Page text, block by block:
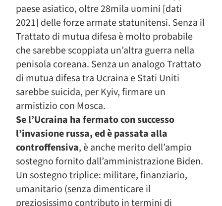
paese asiatico, oltre 28mila uomini [dati
2021] delle forze armate statunitensi. Senza il
Trattato di mutua difesa è molto probabile
che sarebbe scoppiata un’altra guerra nella
penisola coreana. Senza un analogo Trattato
di mutua difesa tra Ucraina e Stati Uniti
sarebbe suicida, per Kyiv, firmare un
armistizio con Mosca.
Se l’Ucraina ha fermato con successo
l’invasione russa, ed è passata alla
controffensiva, è anche merito dell’ampio
sostegno fornito dall’amministrazione Biden.
Un sostegno triplice: militare, finanziario,
umanitario (senza dimenticare il
preziosissimo contributo in termini di